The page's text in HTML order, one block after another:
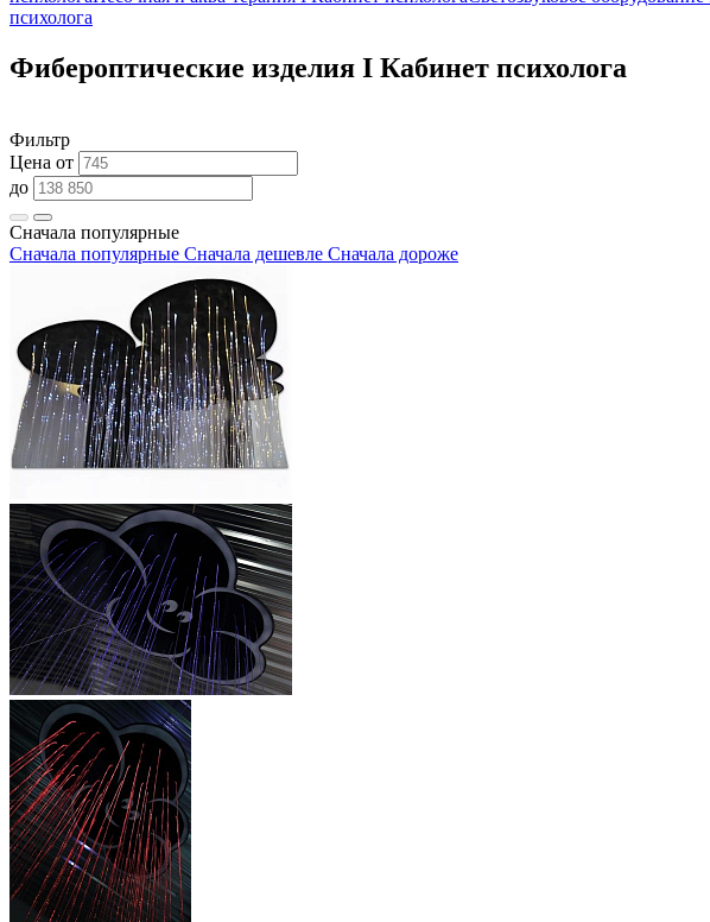
психолога
Фибероптические изделия I Кабинет психолога
Фильтр
Цена от
до
Сначала популярные
Сначала популярные Сначала дешевле Сначала дороже